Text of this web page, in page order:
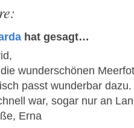
hat gesagt…
wunderschönen
passt wunderbar
war, sogar nur an
Erna